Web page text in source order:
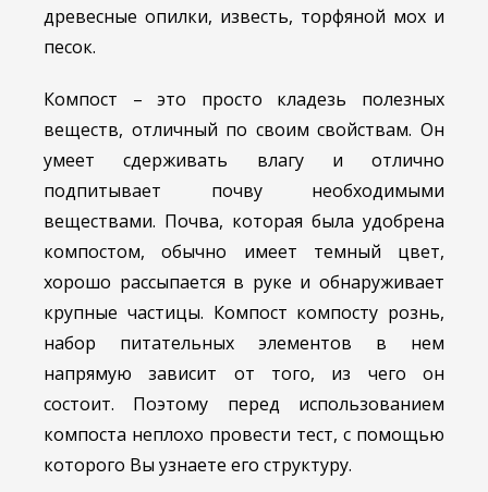
древесные опилки, известь, торфяной мох и
песок.
Компост – это просто кладезь полезных
веществ, отличный по своим свойствам. Он
умеет сдерживать влагу и отлично
подпитывает почву необходимыми
веществами. Почва, которая была удобрена
компостом, обычно имеет темный цвет,
хорошо рассыпается в руке и обнаруживает
крупные частицы. Компост компосту рознь,
набор питательных элементов в нем
напрямую зависит от того, из чего он
состоит. Поэтому перед использованием
компоста неплохо провести тест, с помощью
которого Вы узнаете его структуру.